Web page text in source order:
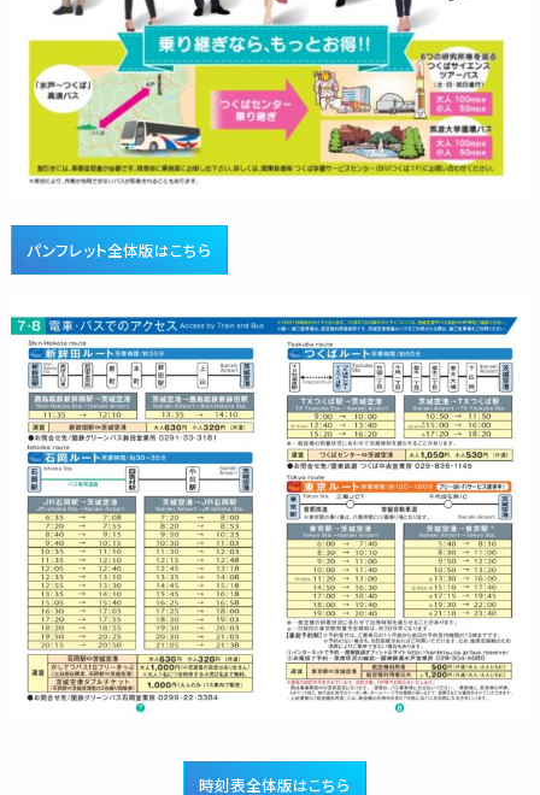
パンフレット全体版はこちら
時刻表全体版はこちら